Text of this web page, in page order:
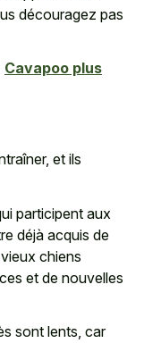
découragez pas
Cavapoo plus
et ils
participent aux
déjà acquis de
chiens
et de nouvelles
sont lents, car